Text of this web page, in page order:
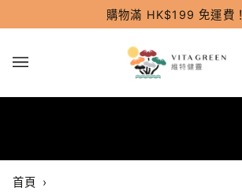
過
購物滿 HK$199 免運費！
首頁 ›